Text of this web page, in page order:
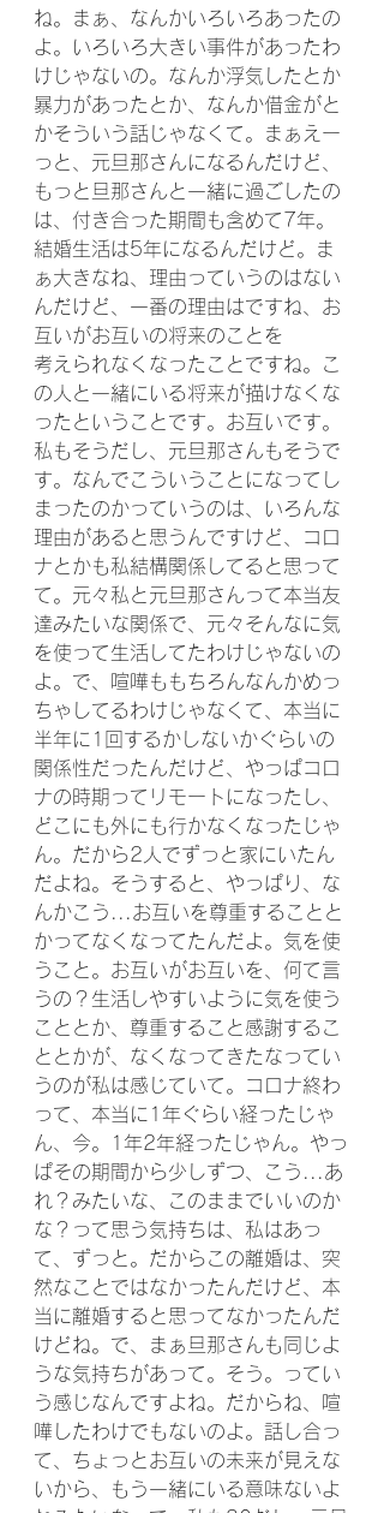
ね。まぁ、なんかいろいろあったの
よ。いろいろ大きい事件があったわ
けじゃないの。なんか浮気したとか
暴力があったとか、なんか借金がと
かそういう話じゃなくて。まぁえー
っと、元旦那さんになるんだけど、
もっと旦那さんと一緒に過ごしたの
は、付き合った期間も含めて7年。
結婚生活は5年になるんだけど。ま
ぁ大きなね、理由っていうのはない
んだけど、一番の理由はですね、お
互いがお互いの将来のことを
考えられなくなったことですね。こ
の人と一緒にいる将来が描けなくな
ったということです。お互いです。
私もそうだし、元旦那さんもそうで
す。なんでこういうことになってし
まったのかっていうのは、いろんな
理由があると思うんですけど、コロ
ナとかも私結構関係してると思って
て。元々私と元旦那さんって本当友
達みたいな関係で、元々そんなに気
を使って生活してたわけじゃないの
よ。で、喧嘩ももちろんなんかめっ
ちゃしてるわけじゃなくて、本当に
半年に1回するかしないかぐらいの
関係性だったんだけど、やっぱコロ
ナの時期ってリモートになったし、
どこにも外にも行かなくなったじゃ
ん。だから2人でずっと家にいたん
だよね。そうすると、やっぱり、な
んかこう...お互いを尊重することと
かってなくなってたんだよ。気を使
うこと。お互いがお互いを、何て言
うの？生活しやすいように気を使う
こととか、尊重すること感謝するこ
ととかが、なくなってきたなってい
うのが私は感じていて。コロナ終わ
って、本当に1年ぐらい経ったじゃ
ん、今。1年2年経ったじゃん。やっ
ぱその期間から少しずつ、こう...あ
れ？みたいな、このままでいいのか
な？って思う気持ちは、私はあっ
て、ずっと。だからこの離婚は、突
然なことではなかったんだけど、本
当に離婚すると思ってなかったんだ
けどね。で、まぁ旦那さんも同じよ
うな気持ちがあって。そう。ってい
う感じなんですよね。だからね、喧
嘩したわけでもないのよ。話し合っ
て、ちょっとお互いの未来が見えな
いから、もう一緒にいる意味ないよ